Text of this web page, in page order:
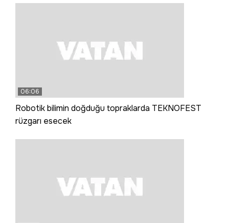
06:06
Robotik bilimin doğduğu topraklarda TEKNOFEST
rüzgarı esecek